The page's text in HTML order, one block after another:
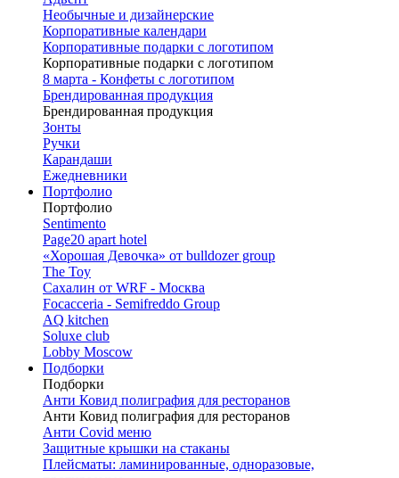
Необычные и дизайнерские
Корпоративные календари
Корпоративные подарки с логотипом
Корпоративные подарки с логотипом
8 марта - Конфеты с логотипом
Брендированная продукция
Брендированная продукция
Зонты
Ручки
Карандаши
Ежедневники
Портфолио
Портфолио
Sentimento
Page20 apart hotel
«Хорошая Девочка» от bulldozer group
The Toy
Сахалин от WRF - Москва
Focacceria - Semifreddo Group
AQ kitchen
Soluxe club
Lobby Moscow
Подборки
Подборки
Анти Ковид полиграфия для ресторанов
Анти Ковид полиграфия для ресторанов
Анти Covid меню
Защитные крышки на стаканы
Плейсматы: ламинированные, одноразовые,